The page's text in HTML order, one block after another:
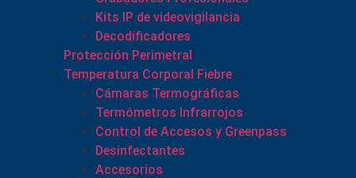
Kits IP de videovigilancia
Decodificadores
Protección Perimetral
Temperatura Corporal Fiebre
Cámaras Termográficas
Termómetros Infrarrojos
Control de Accesos y Greenpass
Desinfectantes
Accesorios